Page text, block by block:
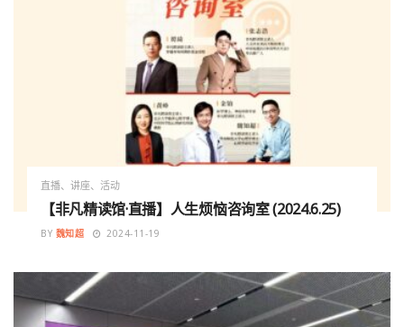
直播、讲座、活动
【非凡精读馆·直播】人生烦恼咨询室 (2024.6.25)
BY 魏知超 2024-11-19